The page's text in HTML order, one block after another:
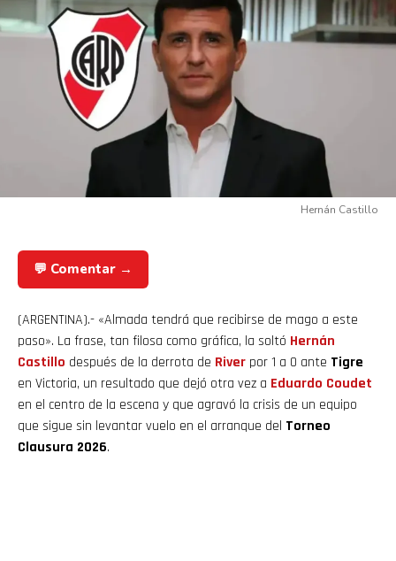
Hernán Castillo
💬 Comentar →
(ARGENTINA).- «Almada tendrá que recibirse de mago a este
paso». La frase, tan filosa como gráfica, la soltó Hernán
Castillo después de la derrota de River por 1 a 0 ante Tigre
en Victoria, un resultado que dejó otra vez a Eduardo Coudet
en el centro de la escena y que agravó la crisis de un equipo
que sigue sin levantar vuelo en el arranque del Torneo
Clausura 2026.